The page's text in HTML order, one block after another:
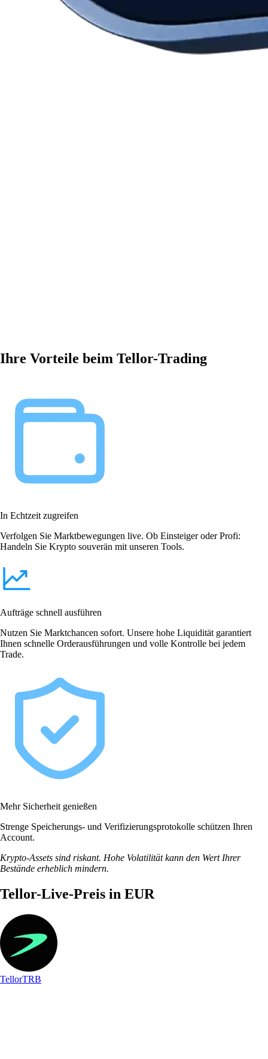
Ihre Vorteile beim Tellor-Trading
In Echtzeit zugreifen
Verfolgen Sie Marktbewegungen live. Ob Einsteiger oder Profi:
Handeln Sie Krypto souverän mit unseren Tools.
Aufträge schnell ausführen
Nutzen Sie Marktchancen sofort. Unsere hohe Liquidität garantiert
Ihnen schnelle Orderausführungen und volle Kontrolle bei jedem
Trade.
Mehr Sicherheit genießen
Strenge Speicherungs- und Verifizierungsprotokolle schützen Ihren
Account.
Krypto-Assets sind riskant. Hohe Volatilität kann den Wert Ihrer
Bestände erheblich mindern.
Tellor-Live-Preis in EUR
TellorTRB